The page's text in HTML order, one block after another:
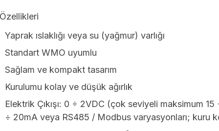
Yaprak ıslaklığı veya su (yağmur) varlığı
Standart WMO uyumlu
Sağlam ve kompakt tasarım
Kurulumu kolay ve düşük ağırlık
Elektrik Çıkışı: 0 ÷ 2VDC (çok seviyeli maksimum
÷ 20mA veya RS485 / Modbus varyasyonları; kuru